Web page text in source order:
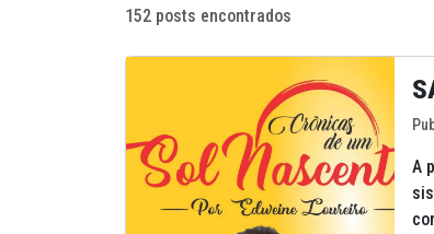
152 posts encontrados
A